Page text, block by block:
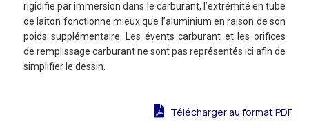
rigidifie par immersion dans le carburant, l’extrémité en tube
de laiton fonctionne mieux que l’aluminium en raison de son
poids supplémentaire. Les évents carburant et les orifices
de remplissage carburant ne sont pas représentés ici afin de
simplifier le dessin.
Télécharger au format PDF